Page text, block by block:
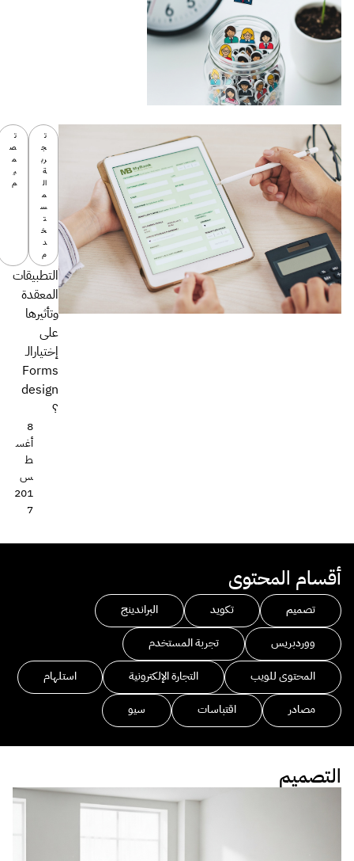
ت
ج
رب
ة
ال
م
س
ت
خ
د
م
ت
ص
م
ي
م
التطبيقات
المعقدة
وتأثيرها
على
إختيارالـ
Forms
design
؟
8
أغس
ط
س
201
7
أقسام المحتوى
تصميم تكويد
البراندينج
ووردبريس
تجربة المستخدم
المحتوى للويب
التجارة الإلكترونية
استلهام
مصادر
اقتباسات سيو
التصميم